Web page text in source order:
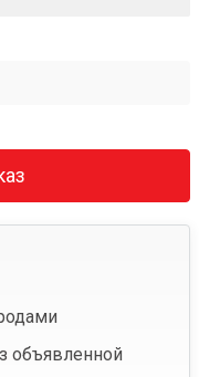
объявленной